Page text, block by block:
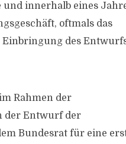
und innerhalb eines
oftmals das
Einbringung des
Rahmen der
der Entwurf der
Bundesrat für eine